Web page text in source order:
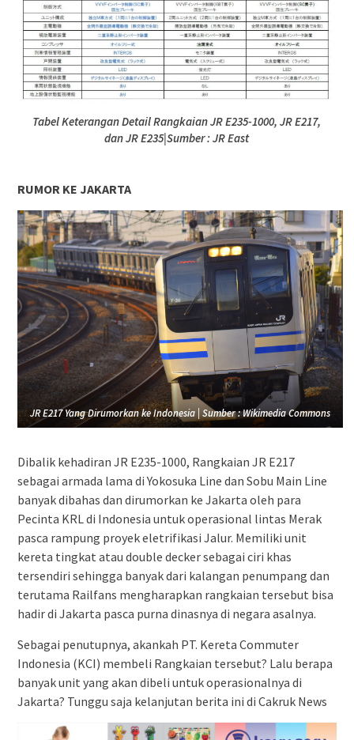
Tabel Keterangan Detail Rangkaian JR E235-1000, JR E217,
dan JR E235|Sumber : JR East
RUMOR KE JAKARTA
JR E217 Yang Dirumorkan ke Indonesia | Sumber : Wikimedia Commons
Dibalik kehadiran JR E235-1000, Rangkaian JR E217
sebagai armada lama di Yokosuka Line dan Sobu Main Line
banyak dibahas dan dirumorkan ke Jakarta oleh para
Pecinta KRL di Indonesia untuk operasional lintas Merak
pasca rampung proyek eletrifikasi Jalur. Memiliki unit
kereta tingkat atau double decker sebagai ciri khas
tersendiri sehingga banyak dari kalangan penumpang dan
terutama Railfans mengharapkan rangkaian tersebut bisa
hadir di Jakarta pasca purna dinasnya di negara asalnya.
Sebagai penutupnya, akankah PT. Kereta Commuter
Indonesia (KCI) membeli Rangkaian tersebut? Lalu berapa
banyak unit yang akan dibeli untuk operasionalnya di
Jakarta? Tunggu saja kelanjutan berita ini di Cakruk News